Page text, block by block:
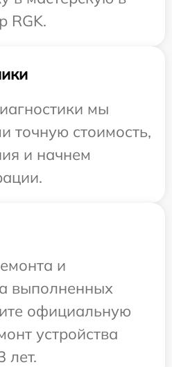
RGK.
мы
точную стоимость,
и начнем
и
выполненных
официальную
устройства
лет.